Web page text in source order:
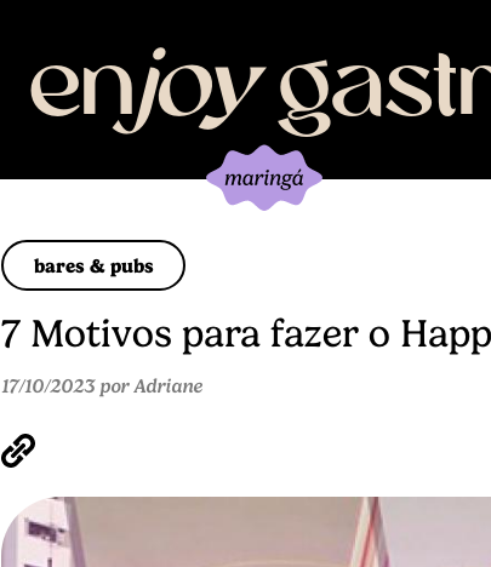
enjoy
bares & pubs
7 Motivos para fazer o
17/10/2023 por Adriane